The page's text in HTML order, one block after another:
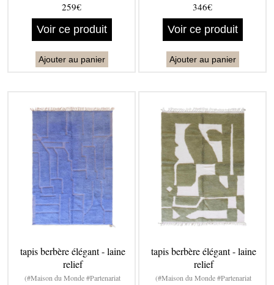
259€
Voir ce produit
Ajouter au panier
346€
Voir ce produit
Ajouter au panier
tapis berbère élégant - laine
relief
(#Maison du Monde #Partenariat
tapis berbère élégant - laine
relief
(#Maison du Monde #Partenariat